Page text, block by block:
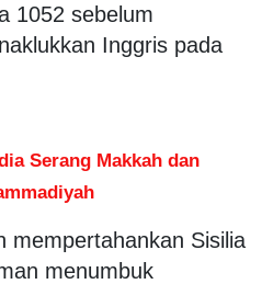
1052 sebelum
Inggris pada
Serang Makkah dan
mempertahankan Sisilia
menumbuk